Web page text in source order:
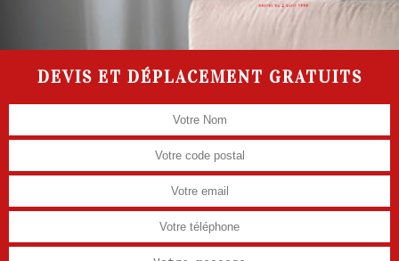
DEVIS ET DÉPLACEMENT GRATUITS